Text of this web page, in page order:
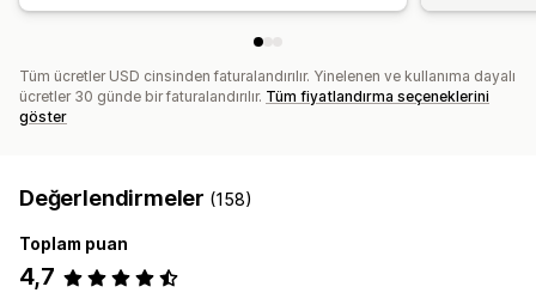
Tüm ücretler USD cinsinden faturalandırılır. Yinelenen ve kullanıma dayalı
ücretler 30 günde bir faturalandırılır. Tüm fiyatlandırma seçeneklerini
göster
Değerlendirmeler (158)
Toplam puan
4,7